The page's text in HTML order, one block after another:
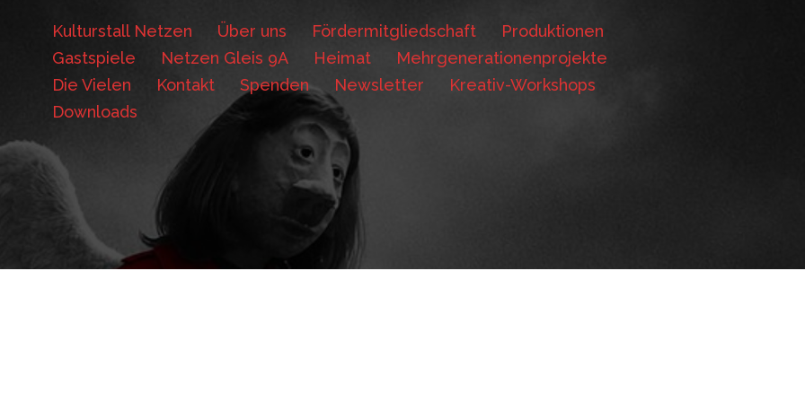
Kulturstall Netzen Über uns Fördermitgliedschaft
Produktionen
Gastspiele
Netzen Gleis 9A Heimat
Mehrgenerationenprojekte
Die Vielen
Kontakt Spenden Newsletter
Kreativ-Workshops
Downloads